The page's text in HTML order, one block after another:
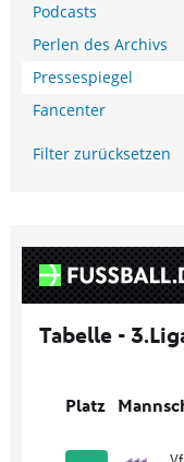
Podcasts
Perlen des Archivs
Pressespiegel
Fancenter
Filter zurücksetzen